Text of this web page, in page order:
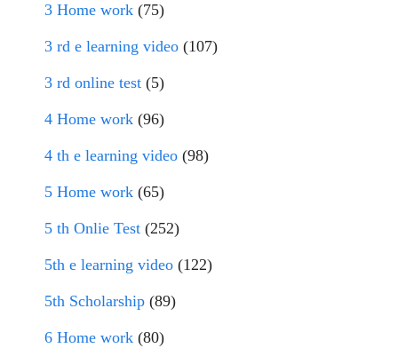
3 Home work (75)
3 rd e learning video (107)
3 rd online test (5)
4 Home work (96)
4 th e learning video (98)
5 Home work (65)
5 th Onlie Test (252)
5th e learning video (122)
5th Scholarship (89)
6 Home work (80)